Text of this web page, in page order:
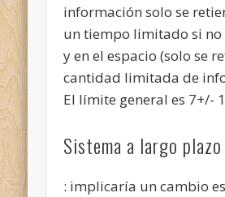
información solo se
un tiempo limitado si no
y en el espacio (solo se
cantidad limitada de
El límite general es 7+/-
Sistema a largo plazo
: implicaría un cambio